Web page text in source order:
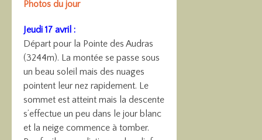
Photos du jour
Jeudi 17 avril :
Départ pour la Pointe des Audras
(3244m). La montée se passe sous
un beau soleil mais des nuages
pointent leur nez rapidement. Le
sommet est atteint mais la descente
s’effectue un peu dans le jour blanc
et la neige commence à tomber.